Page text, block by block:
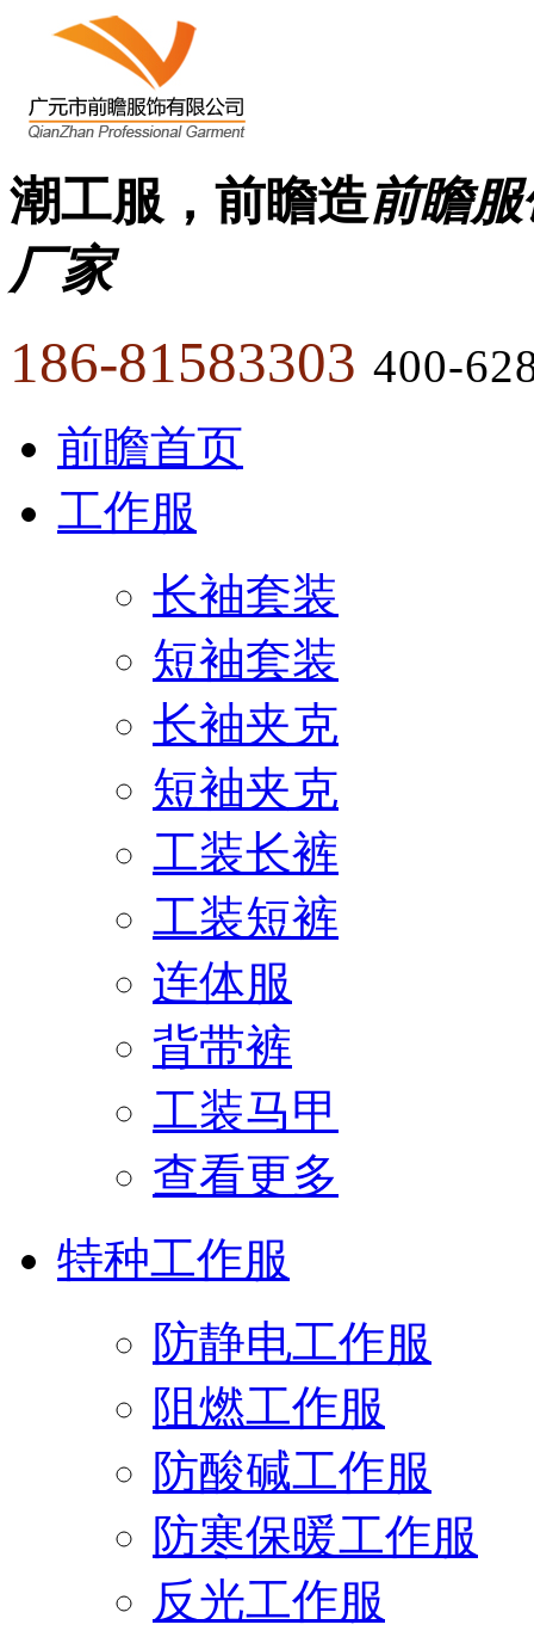
潮工服，前瞻造前瞻
厂家
186-81583303 400-
前瞻首页
工作服
长袖套装
短袖套装
长袖夹克
短袖夹克
工装长裤
工装短裤
连体服
背带裤
工装马甲
查看更多
特种工作服
防静电工作服
阻燃工作服
防酸碱工作服
防寒保暖工作服
反光工作服